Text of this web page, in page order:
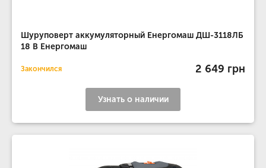
Шуруповерт аккумуляторный Енергомаш ДШ-3118ЛБ
18 В Енергомаш
Закончился 2 649 грн
Узнать о наличии